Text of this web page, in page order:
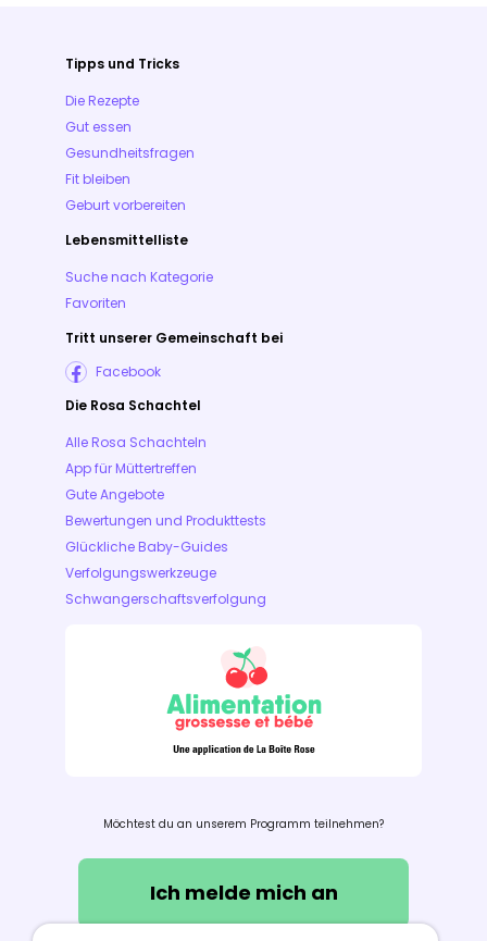
Tipps und Tricks
Die Rezepte
Gut essen
Gesundheitsfragen
Fit bleiben
Geburt vorbereiten
Lebensmittelliste
Suche nach Kategorie
Favoriten
Tritt unserer Gemeinschaft bei
Facebook
Die Rosa Schachtel
Alle Rosa Schachteln
App für Müttertreffen
Gute Angebote
Bewertungen und Produkttests
Glückliche Baby-Guides
Verfolgungswerkzeuge
Schwangerschaftsverfolgung
Möchtest du an unserem Programm teilnehmen?
Ich melde mich an